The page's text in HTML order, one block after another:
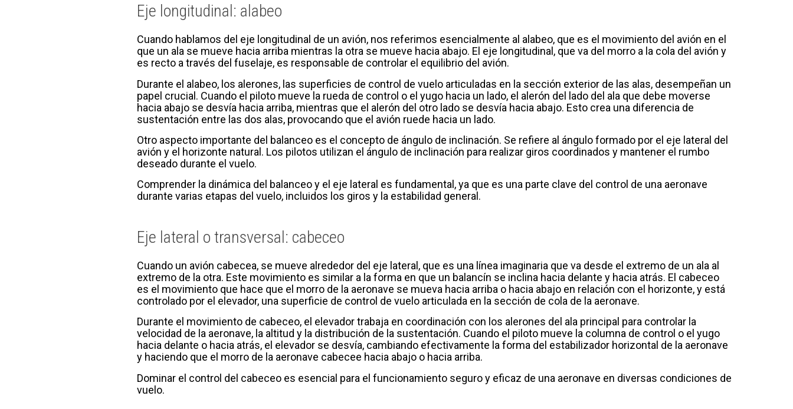
Eje longitudinal: alabeo
Cuando hablamos del eje longitudinal de un avión, nos referimos esencialmente al alabeo, que es el movimiento del avión en el
que un ala se mueve hacia arriba mientras la otra se mueve hacia abajo. El eje longitudinal, que va del morro a la cola del avión y
es recto a través del fuselaje, es responsable de controlar el equilibrio del avión.
Durante el alabeo, los alerones, las superficies de control de vuelo articuladas en la sección exterior de las alas, desempeñan un
papel crucial. Cuando el piloto mueve la rueda de control o el yugo hacia un lado, el alerón del lado del ala que debe moverse
hacia abajo se desvía hacia arriba, mientras que el alerón del otro lado se desvía hacia abajo. Esto crea una diferencia de
sustentación entre las dos alas, provocando que el avión ruede hacia un lado.
Otro aspecto importante del balanceo es el concepto de ángulo de inclinación. Se refiere al ángulo formado por el eje lateral del
avión y el horizonte natural. Los pilotos utilizan el ángulo de inclinación para realizar giros coordinados y mantener el rumbo
deseado durante el vuelo.
Comprender la dinámica del balanceo y el eje lateral es fundamental, ya que es una parte clave del control de una aeronave
durante varias etapas del vuelo, incluidos los giros y la estabilidad general.
Eje lateral o transversal: cabeceo
Cuando un avión cabecea, se mueve alrededor del eje lateral, que es una línea imaginaria que va desde el extremo de un ala al
extremo de la otra. Este movimiento es similar a la forma en que un balancín se inclina hacia delante y hacia atrás. El cabeceo
es el movimiento que hace que el morro de la aeronave se mueva hacia arriba o hacia abajo en relación con el horizonte, y está
controlado por el elevador, una superficie de control de vuelo articulada en la sección de cola de la aeronave.
Durante el movimiento de cabeceo, el elevador trabaja en coordinación con los alerones del ala principal para controlar la
velocidad de la aeronave, la altitud y la distribución de la sustentación. Cuando el piloto mueve la columna de control o el yugo
hacia delante o hacia atrás, el elevador se desvía, cambiando efectivamente la forma del estabilizador horizontal de la aeronave
y haciendo que el morro de la aeronave cabecee hacia abajo o hacia arriba.
Dominar el control del cabeceo es esencial para el funcionamiento seguro y eficaz de una aeronave en diversas condiciones de
vuelo.